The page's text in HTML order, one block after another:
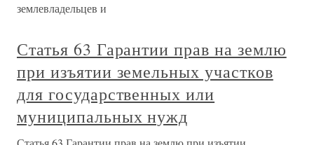
землевладельцев и
Статья 63 Гарантии прав на землю
при изъятии земельных участков
для государственных или
муниципальных нужд